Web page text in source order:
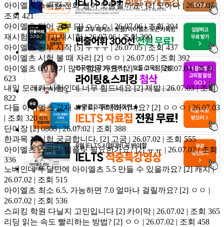
아이엘츠 스피킹 전화 영어 도움될까요?[2] 모아나 | 26.07.07 |
조회 421
아이엘츠 단어 공부 [2] ㅇㅇㅇ | 26.07.06 | 조회 394
재시험 질문 [2] 재시험 | 26.07.06 | 조회 390
아이엘츠 공부 시작 [5] ㅜㅜㅜ | 26.07.05 | 조회 437
아이엘츠 시험 볼 때 자리[2] ㅇㅇ | 26.07.05 | 조회 392
아이엘츠 6.0 받기 많이 힘든가요?[2] ㅇㅇㅇ | 26.07.04 | 조회
623
내일 모레가 시험인데 너무 힘드네요[2] 제발 | 26.07.03 | 조회
822
다들 아이엘츠 교재 4개 다 구매하시나요? [2] ㅇㅇㅇ | 26.07.03
| 조회 320
단어장 [2] 0808 | 26.07.02 | 조회 388
한과목 재시험 궁금합니다. [2] 고굼 | 26.07.02 | 조회 555
아이엘츠 스피킹 템플릿 필요한가요?[2] ㅠㅠ | 26.07.02 | 조회
336
노베인데 두달만에 아이엘츠 5.5 만들 수 있을까요?[2] 캐치 |
26.07.02 | 조회 515
아이엘츠 최소 6.5, 가능하면 7.0 얼마나 걸릴까요? [2] ㅇㅇ |
26.07.02 | 조회 536
스피킹 학원 다닐지 고민입니다 [2] 카이막 | 26.07.02 | 조회 365
리딩 읽는 속도 빨리하는 방법? [2] ㅇㅇ | 26.07.02 | 조회 458